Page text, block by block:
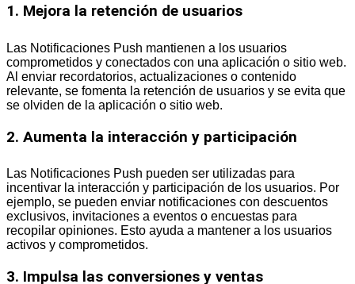
1. Mejora la retención de usuarios
Las Notificaciones Push mantienen a los usuarios
comprometidos y conectados con una aplicación o sitio web.
Al enviar recordatorios, actualizaciones o contenido
relevante, se fomenta la retención de usuarios y se evita que
se olviden de la aplicación o sitio web.
2. Aumenta la interacción y participación
Las Notificaciones Push pueden ser utilizadas para
incentivar la interacción y participación de los usuarios. Por
ejemplo, se pueden enviar notificaciones con descuentos
exclusivos, invitaciones a eventos o encuestas para
recopilar opiniones. Esto ayuda a mantener a los usuarios
activos y comprometidos.
3. Impulsa las conversiones y ventas